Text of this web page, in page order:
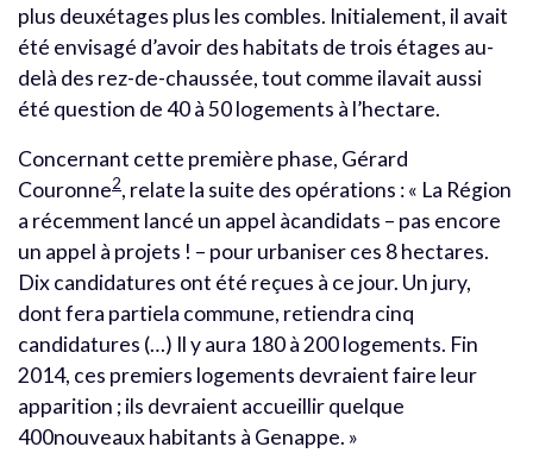
plus deuxétages plus les combles. Initialement, il avait
été envisagé d’avoir des habitats de trois étages au-
delà des rez-de-chaussée, tout comme ilavait aussi
été question de 40 à 50 logements à l’hectare.
Concernant cette première phase, Gérard
Couronne2, relate la suite des opérations : « La Région
a récemment lancé un appel àcandidats – pas encore
un appel à projets ! – pour urbaniser ces 8 hectares.
Dix candidatures ont été reçues à ce jour. Un jury,
dont fera partiela commune, retiendra cinq
candidatures (…) Il y aura 180 à 200 logements. Fin
2014, ces premiers logements devraient faire leur
apparition ; ils devraient accueillir quelque
400nouveaux habitants à Genappe. »